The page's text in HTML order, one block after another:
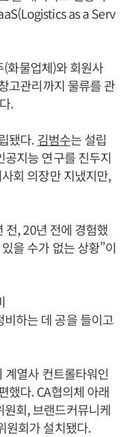
as a Serv
화물업체)와 회원사
고관리까지 물류를 관
.
됐다. 김범수는 설립
지능 연구를 진두지
회 의장만 지냈지만,
전, 20년 전에 경험했
을 수가 없는 상황”이
하는 데 공을 들이고
열사 컨트롤타워인
했다. CA협의체 아래
회, 브랜드커뮤니케
원회가 설치됐다.